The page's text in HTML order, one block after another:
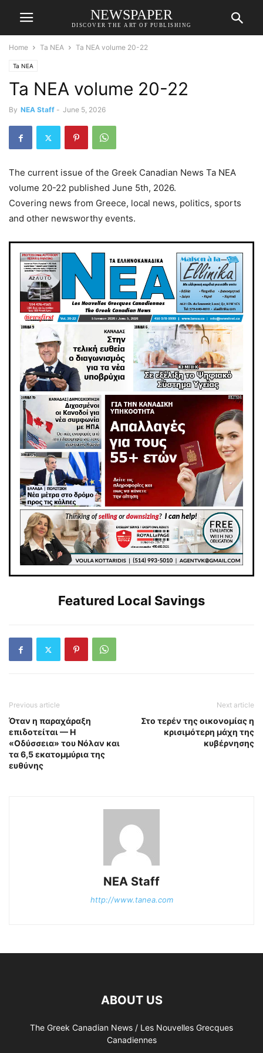
NEWSPAPER
DISCOVER THE ART OF PUBLISHING
Home Ta NEA Ta NEA volume 20-22
Ta NEA
Ta NEA volume 20-22
By NEA Staff - June 5, 2026
The current issue of the Greek Canadian News Ta NEA
volume 20-22 published June 5th, 2026.
Covering news from Greece, local news, politics, sports
and other newsworthy events.
Featured Local Savings
Previous article
Όταν η παραχάραξη
επιδοτείται — Η
«Οδύσσεια» του Νόλαν και
τα 6,5 εκατομμύρια της
ευθύνης
Next article
Στο τερέν της οικονομίας η
κρισιμότερη μάχη της
κυβέρνησης
NEA Staff
http://www.tanea.com
ABOUT US
The Greek Canadian News / Les Nouvelles Grecques
Canadiennes